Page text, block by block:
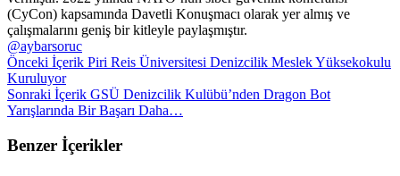
(CyCon) kapsamında Davetli Konuşmacı olarak yer almış ve
çalışmalarını geniş bir kitleyle paylaşmıştır.
@aybarsoruc
Önceki İçerik Piri Reis Üniversitesi Denizcilik Meslek Yüksekokulu
Kuruluyor
Sonraki İçerik GSÜ Denizcilik Kulübü’nden Dragon Bot
Yarışlarında Bir Başarı Daha…
Benzer İçerikler